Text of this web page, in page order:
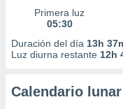
Primera luz
05:30
Duración del día 13h
Luz diurna restante 12h
Calendario lunar